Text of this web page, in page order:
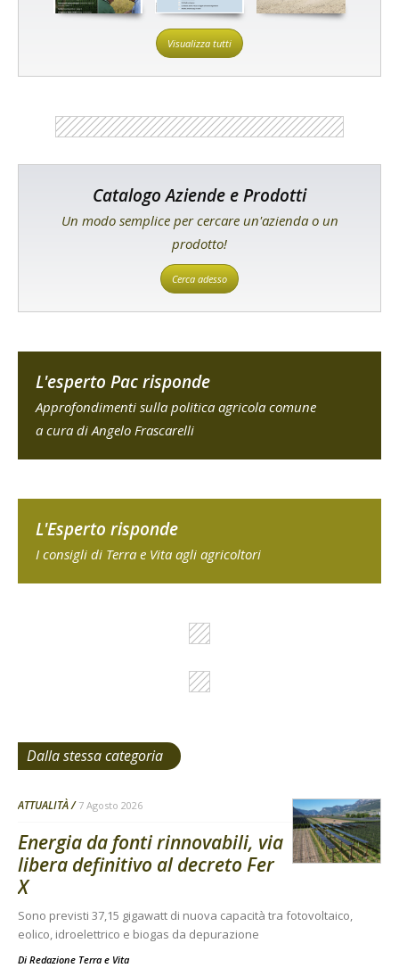
Visualizza tutti
Catalogo Aziende e Prodotti
Un modo semplice per cercare un'azienda o un
prodotto!
Cerca adesso
L'esperto Pac risponde
Approfondimenti sulla politica agricola comune
a cura di Angelo Frascarelli
L'Esperto risponde
I consigli di Terra e Vita agli agricoltori
Dalla stessa categoria
ATTUALITÀ 7 Agosto 2026
Energia da fonti rinnovabili, via
libera definitivo al decreto Fer
X
Sono previsti 37,15 gigawatt di nuova capacità tra fotovoltaico,
eolico, idroelettrico e biogas da depurazione
Di Redazione Terra e Vita